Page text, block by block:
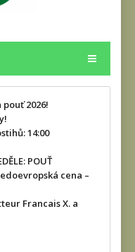
2026!
14:00
POUŤ
cena –
Francais X. a